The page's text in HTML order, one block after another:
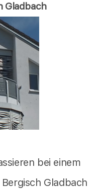
Gladbach
bei einem
Gladbach